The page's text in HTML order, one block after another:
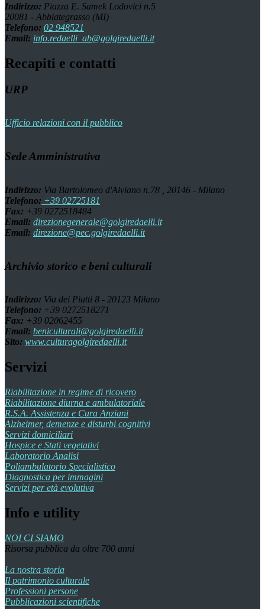
Indirizzo: Piazza E. Samek Lodovici n.5
20081 - Abbiategrasso (MI)
Telefono: 02 948521
Email: info.redaelli_ab@golgiredaelli.it
Recapiti e contatti
URP
Ufficio relazioni con il pubblico
Sede Amministrativa
Indirizzo: Via Bartolomeo d'Alviano n.78 , 20146 - Milano
Telefono: +39 02725181
Fax: +39 0272518484
Email: direzionegenerale@golgiredaelli.it
Email: direzione@pec.golgiredaelli.it
Archivio storico e beni culturali
Indirizzo: Via dei Piatti 8 - 20123 Milano
Telefono: +39 0272518271
Fax: +39 02062455
Email: beniculturali@golgiredaelli.it
Sito: www.culturagolgiredaelli.it
Servizi
Riabilitazione in regime di ricovero
Riabilitazione diurna e ambulatoriale
R.S.A. Assistenza e Cura Anziani
Alzheimer, demenze e disturbi cognitivi
Servizi domiciliari
Hospice e Stati vegetativi
Laboratorio Analisi
Poliambulatorio Specialistico
Diagnostica per immagini
Servizi per età evolutiva
Info e utility
NOI CI SIAMO
Risorsa pubblica da oltre 700 anni
La nostra storia
Il patrimonio culturale
Professioni persone
Pubblicazioni scientifiche